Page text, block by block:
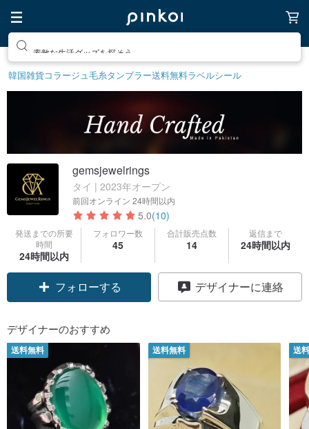
素敵な生活グッズを探そう
韓国雑貨コラージュ毛糸タンブラー送料無料ラベルシール
gemsjewelrings
タイ | 2023年オープン
前回オンライン 24時間以内
5.0(10)
発送までの所要
時間
24時間以内
フォロワー数
45
合計販売点数
14
返信まで
24時間以内
フォローする デザイナーに連絡
デザイナーのおすすめ
送料無料 送料無料 送